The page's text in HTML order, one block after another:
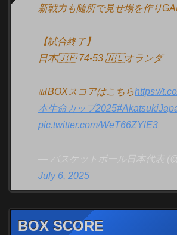
新戦力も随所で見せ場を作り
【試合終了】
日本🇯🇵 74-53 🇳🇱オランダ
📊BOXスコアはこちらhttps://
本生命カップ2025
pic.twitter.com/WeT66ZYlE3
— バスケットボール日本代表
July 6, 2025
BOX SCORE